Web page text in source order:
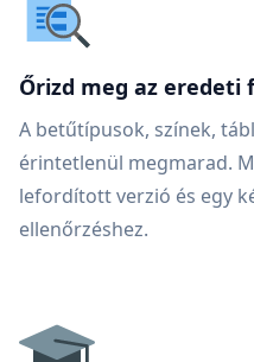
Őrizd meg az
A betűtípusok, színek,
érintetlenül megmarad.
lefordított verzió és egy
ellenőrzéshez.